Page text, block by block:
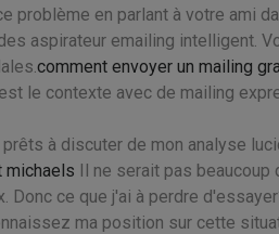
problème en parlant à votre ami
aspirateur emailing intelligent.
comment envoyer un mailing
le contexte avec de mailing
à discuter de mon analyse
michaels Il ne serait pas
Donc ce que j'ai à perdre
ma position sur cette